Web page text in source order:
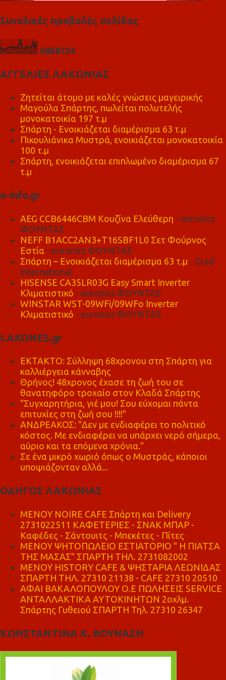
Συνολικές προβολές σελίδας
6868724
ΑΓΓΕΛΙΕΣ ΛΑΚΩΝΙΑΣ
Ζητείται άτομο με καλές γνώσεις μαγειρικής
Μαγούλα Σπάρτης, πωλείται πολυτελής
μονοκατοικία 197 τ.μ
Σπάρτη - Ενοικιάζεται διαμέρισμα 63 τ.μ
Πικουλιάνικα Μυστρά, ενοικιάζεται μονοκατοικία
100 τ.μ
Σπάρτη, ενοικιάζεται επιπλωμένο διαμέρισμα 67
τ.μ
e-info.gr
AEG CCB6446CBM Κουζίνα Ελεύθερη - euronics
ΦΟΥΝΤΑΣ
NEFF B1ACC2AN3+T16SBF1L0 Σετ Φούρνος
Εστία - euronics ΦΟΥΝΤΑΣ
Σπάρτη – Ενοικιάζεται διαμέρισμα 63 τ.μ - Grad
international
HISENSE CA35LR03G Easy Smart Inverter
Κλιματιστικό - euronics ΦΟΥΝΤΑΣ
WINSTAR WST-09WFi/09WFo Inverter
Κλιματιστικό - euronics ΦΟΥΝΤΑΣ
LAKONES.gr
ΕΚΤΑΚΤΟ: Σύλληψη 68χρονου στη Σπάρτη για
καλλιέργεια κάνναβης
Θρήνος! 48χρονος έχασε τη ζωή του σε
θανατηφόρο τροχαίο στον Κλαδά Σπάρτης
"Συγχαρητήρια, γιέ μου! Σου εύχομαι πάντα
επιτυχίες στη ζωή σου !!!!"
ΑΝΔΡΕΑΚΟΣ: "Δεν με ενδιαφέρει το πολιτικό
κόστος. Με ενδιαφέρει να υπάρχει νερό σήμερα,
αύριο και τα επόμενα χρόνια."
Σε ένα μικρό χωριό όπως ο Μυστράς, κάποιοι
υποψιάζονταν αλλά...
ΟΔΗΓΟΣ ΛΑΚΩΝΙΑΣ
MENOY NOIRE CAFE Σπάρτη και Delivery
2731022511 ΚΑΦΕΤΕΡΙΕΣ - ΣΝΑΚ ΜΠΑΡ -
Καφέδες - Σάντουιτς - Μπεκέτες - Πίτες
ΜΕΝΟΥ ΨΗΤΟΠΩΛΕΙΟ ΕΣΤΙΑΤΟΡΙΟ " Η ΠΙΑΤΣΑ
ΤΗΣ ΜΑΣΑΣ" ΣΠΑΡΤΗ ΤΗΛ. 2731082002
ΜΕΝΟΥ HISTORY CAFE & ΨΗΣΤΑΡΙΑ ΛΕΩΝΙΔΑΣ
ΣΠΑΡΤΗ ΤΗΛ. 27310 21138 - CAFE 27310 20510
ΑΦΑΙ ΒΑΚΑΛΟΠΟΥΛΟΥ Ο.Ε ΠΩΛΗΣΕΙΣ SERVICE
ΑΝΤΑΛΛΑΚΤΙΚΑ ΑΥΤΟΚΙΝΗΤΩΝ 2οχλμ.
Σπάρτης Γυθειού ΣΠΑΡΤΗ Τηλ. 27310 26347
ΚΩΝΣΤΑΝΤΙΝΑ Κ. ΒΟΥΝΑΣΗ